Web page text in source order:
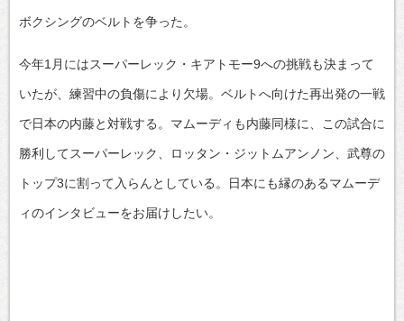
ボクシングのベルトを争った。
今年1月にはスーパーレック・キアトモー9への挑戦も決まって
いたが、練習中の負傷により欠場。ベルトへ向けた再出発の一戦
で日本の内藤と対戦する。マムーディも内藤同様に、この試合に
勝利してスーパーレック、ロッタン・ジットムアンノン、武尊の
トップ3に割って入らんとしている。日本にも縁のあるマムーデ
ィのインタビューをお届けしたい。